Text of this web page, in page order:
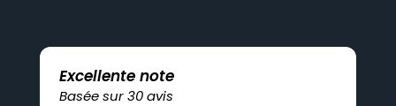
Excellente note
Basée sur 30 avis